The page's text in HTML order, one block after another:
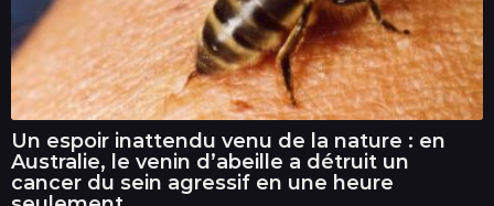
Un espoir inattendu venu de la nature : en
Australie, le venin d’abeille a détruit un
cancer du sein agressif en une heure